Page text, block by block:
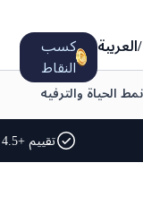
/ العربية
كسب
النقاط
نمط الحياة والترفيه
تقييم +4.5 على متجر Google Play وApp Store